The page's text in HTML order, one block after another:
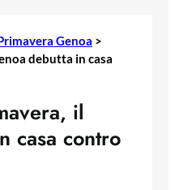
Genoa >
debutta in casa
il
casa contro